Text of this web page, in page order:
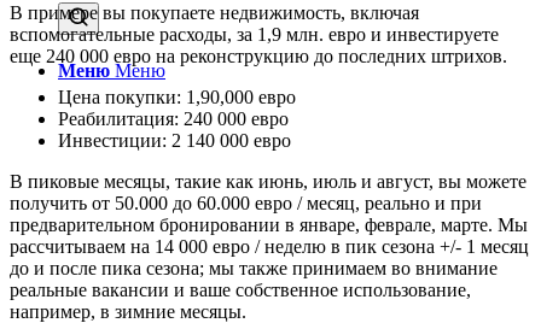
Меню Меню
В примере вы покупаете недвижимость, включая
вспомогательные расходы, за 1,9 млн. евро и инвестируете
еще 240 000 евро на реконструкцию до последних штрихов.
Цена покупки: 1,90,000 евро
Реабилитация: 240 000 евро
Инвестиции: 2 140 000 евро
В пиковые месяцы, такие как июнь, июль и август, вы можете
получить от 50.000 до 60.000 евро / месяц, реально и при
предварительном бронировании в январе, феврале, марте. Мы
рассчитываем на 14 000 евро / неделю в пик сезона +/- 1 месяц
до и после пика сезона; мы также принимаем во внимание
реальные вакансии и ваше собственное использование,
например, в зимние месяцы.